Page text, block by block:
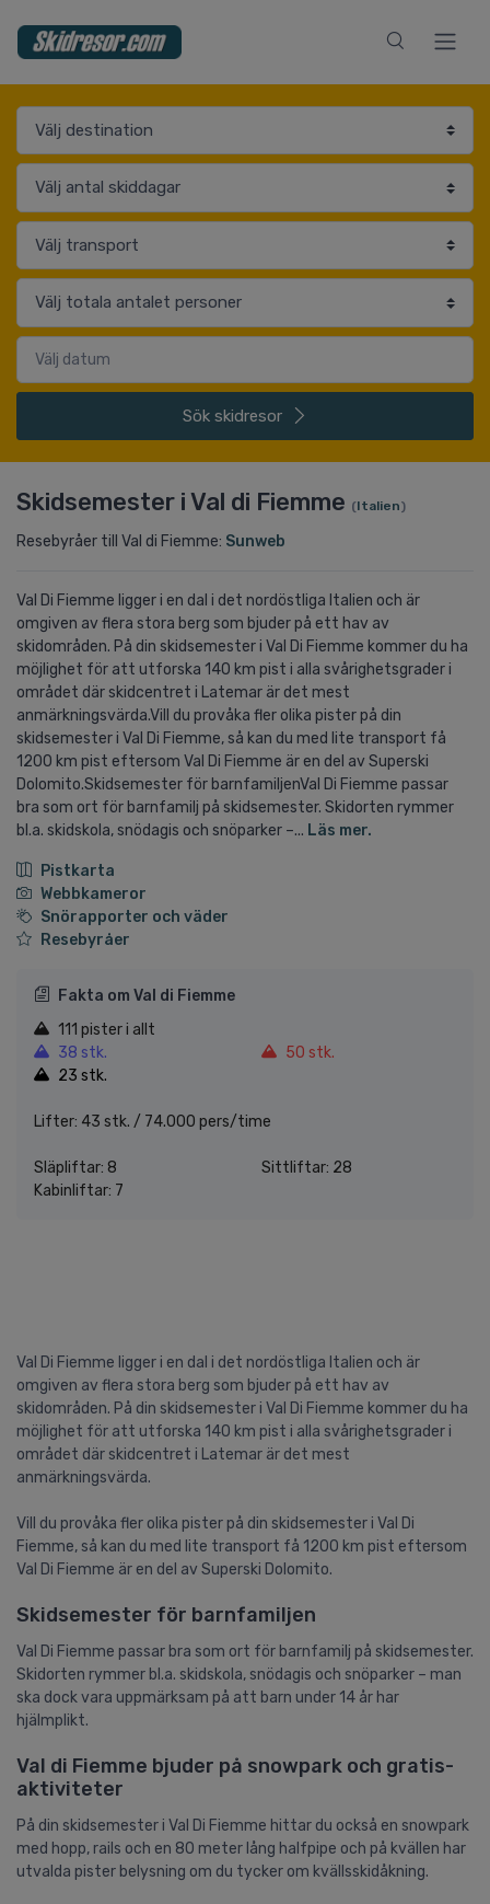
Sök skidresor
Skidsemester i Val di Fiemme (Italien)
Resebyråer till Val di Fiemme: Sunweb
Val Di Fiemme ligger i en dal i det nordöstliga Italien och är
omgiven av flera stora berg som bjuder på ett hav av
skidområden. På din skidsemester i Val Di Fiemme kommer du ha
möjlighet för att utforska 140 km pist i alla svårighetsgrader i
området där skidcentret i Latemar är det mest
anmärkningsvärda.Vill du provåka fler olika pister på din
skidsemester i Val Di Fiemme, så kan du med lite transport få
1200 km pist eftersom Val Di Fiemme är en del av Superski
Dolomito.Skidsemester för barnfamiljenVal Di Fiemme passar
bra som ort för barnfamilj på skidsemester. Skidorten rymmer
bl.a. skidskola, snödagis och snöparker –... Läs mer.
Pistkarta
Webbkameror
Snörapporter och väder
Resebyråer
Fakta om Val di Fiemme
111 pister i allt
38 stk.
50 stk.
23 stk.
Lifter: 43 stk. / 74.000 pers/time
Släpliftar: 8
Sittliftar: 28
Kabinliftar: 7
Val Di Fiemme ligger i en dal i det nordöstliga Italien och är
omgiven av flera stora berg som bjuder på ett hav av
skidområden. På din skidsemester i Val Di Fiemme kommer du ha
möjlighet för att utforska 140 km pist i alla svårighetsgrader i
området där skidcentret i Latemar är det mest
anmärkningsvärda.
Vill du provåka fler olika pister på din skidsemester i Val Di
Fiemme, så kan du med lite transport få 1200 km pist eftersom
Val Di Fiemme är en del av Superski Dolomito.
Skidsemester för barnfamiljen
Val Di Fiemme passar bra som ort för barnfamilj på skidsemester.
Skidorten rymmer bl.a. skidskola, snödagis och snöparker – man
ska dock vara uppmärksam på att barn under 14 år har
hjälmplikt.
Val di Fiemme bjuder på snowpark och gratis-
aktiviteter
På din skidsemester i Val Di Fiemme hittar du också en snowpark
med hopp, rails och en 80 meter lång halfpipe och på kvällen har
utvalda pister belysning om du tycker om kvällsskidåkning.